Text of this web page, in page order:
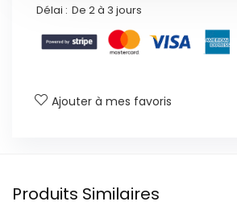
Délai : De 2 à 3 jours
Ajouter à mes favoris
Produits Similaires